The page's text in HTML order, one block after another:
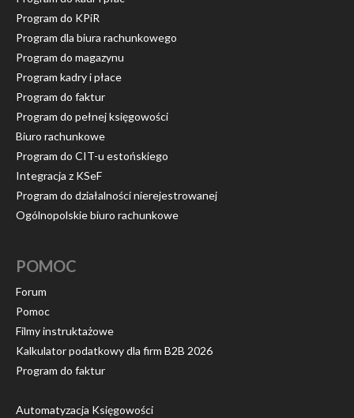
Program do KPiR
Program dla biura rachunkowego
Program do magazynu
Program kadry i płace
Program do faktur
Program do pełnej księgowości
Biuro rachunkowe
Program do CIT-u estońskiego
Integracja z KSeF
Program do działalności nierejestrowanej
Ogólnopolskie biuro rachunkowe
POMOC
Forum
Pomoc
Filmy instruktażowe
Kalkulator podatkowy dla firm B2B 2026
Program do faktur
Automatyzacja Księgowości